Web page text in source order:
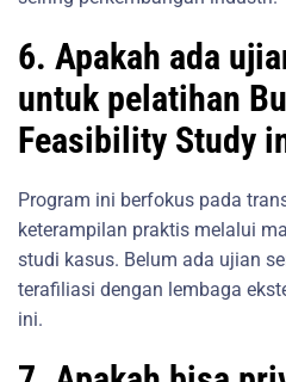
6. Apakah ada
untuk pelatihan
Feasibility Study
Program ini berfokus pada
keterampilan praktis melalui
studi kasus. Belum ada ujian
terafiliasi dengan lembaga
ini.